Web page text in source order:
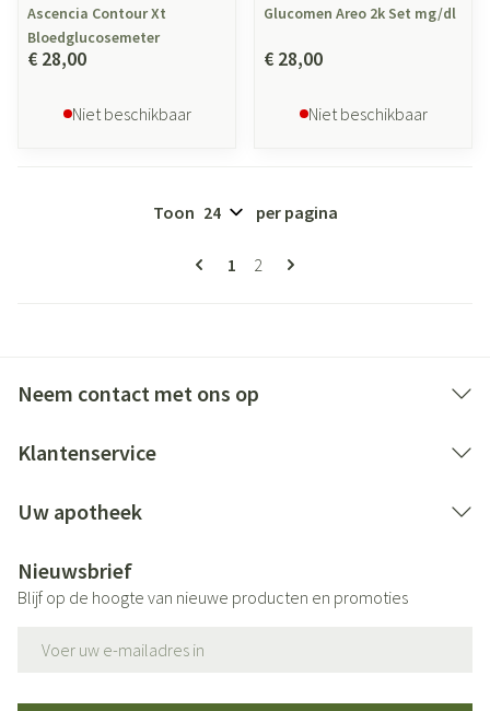
Ascencia Contour Xt
Bloedglucosemeter
€ 28,00
Niet beschikbaar
Glucomen Areo 2k Set mg/dl
€ 28,00
Niet beschikbaar
Pagina's
U lees momenteel pagina
1 Pagina
2
Toon per pagina
Neem contact met ons op
Klantenservice
Uw apotheek
Nieuwsbrief
Blijf op de hoogte van nieuwe producten en promoties